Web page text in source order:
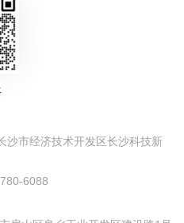
沙市经济技术开发区长沙科技新
6088